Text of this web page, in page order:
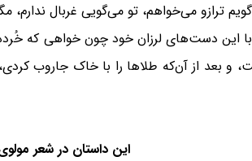
ترازو می‌خواهم، تو می‌گویی غربال ندارم،
این دست‌های لرزان خود چون خواهی که
از آن‌که طلاها را با خاک جاروب
این داستان در شعر